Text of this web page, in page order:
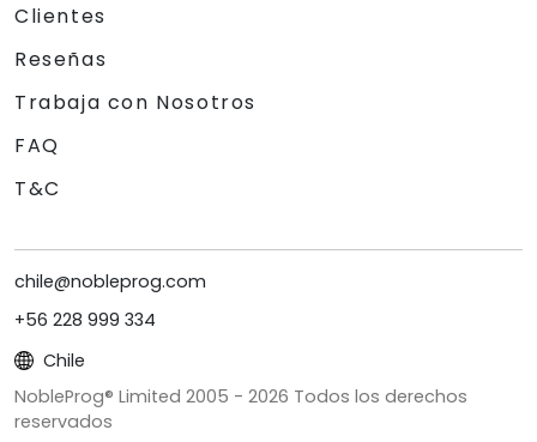
Clientes
Reseñas
Trabaja con Nosotros
FAQ
T&C
chile@nobleprog.com
+56 228 999 334
Chile
NobleProg® Limited 2005 - 2026 Todos los derechos
reservados